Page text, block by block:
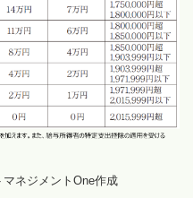
ネジメントOne作成